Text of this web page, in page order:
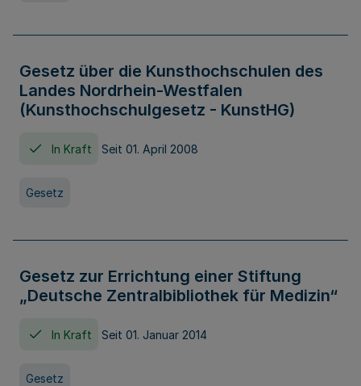
Gesetz über die Kunsthochschulen des
Landes Nordrhein-Westfalen
(Kunsthochschulgesetz - KunstHG)
In Kraft Seit 01. April 2008
Gesetz
Gesetz zur Errichtung einer Stiftung
„Deutsche Zentralbibliothek für Medizin“
In Kraft Seit 01. Januar 2014
Gesetz